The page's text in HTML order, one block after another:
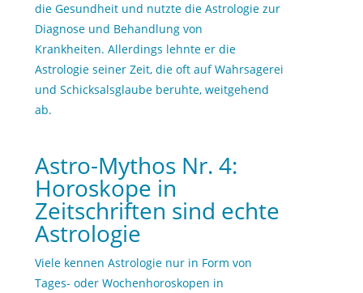
die Gesundheit und nutzte die Astrologie zur
Diagnose und Behandlung von
Krankheiten. Allerdings lehnte er die
Astrologie seiner Zeit, die oft auf Wahrsagerei
und Schicksalsglaube beruhte, weitgehend
ab.
Astro-Mythos Nr. 4:
Horoskope in
Zeitschriften sind echte
Astrologie
Viele kennen Astrologie nur in Form von
Tages- oder Wochenhoroskopen in